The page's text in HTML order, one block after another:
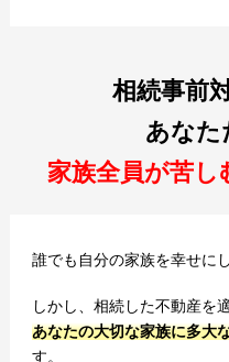
相続事前
あなた
家族全員が苦し
誰でも自分の家族を幸せに
しかし、相続した不動産を
あなたの大切な家族に多大
す。